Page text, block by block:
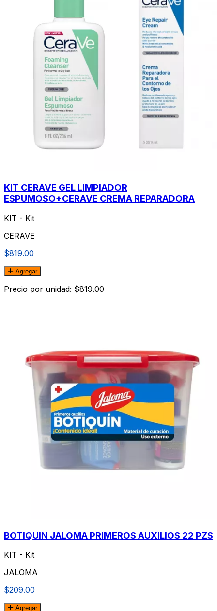
KIT CERAVE GEL LIMPIADOR
ESPUMOSO+CERAVE CREMA REPARADORA
KIT - Kit
CERAVE
$819.00
Agregar
Precio por unidad: $819.00
BOTIQUIN JALOMA PRIMEROS AUXILIOS 22 PZS
KIT - Kit
JALOMA
$209.00
Agregar